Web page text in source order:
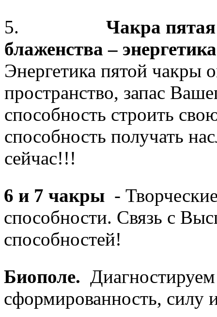
5. Чакра
блаженства –
Энергетика пятой чакры
пространство, запас
способность строить
способность получать
сейчас!!!
6 и 7 чакры-
способности. Связь с
способностей!
Биополе.
сформированность, силу